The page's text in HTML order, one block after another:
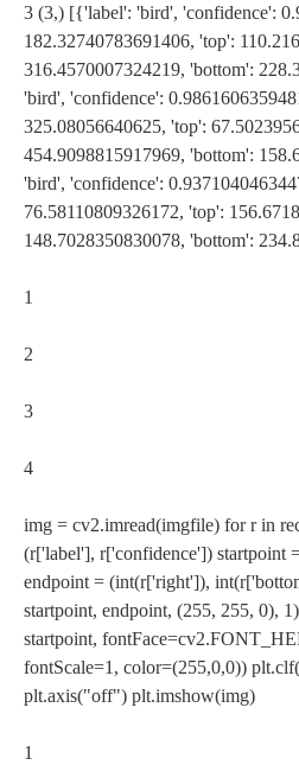
3 (3,) [{'label': 'bird', 'confidence':
182.32740783691406, 'top':
316.4570007324219, 'bottom':
'bird', 'confidence':
325.08056640625, 'top':
454.9098815917969, 'bottom':
'bird', 'confidence':
76.58110809326172, 'top':
148.7028350830078, 'bottom':
1
2
3
4
img = cv2.imread(imgfile) for r in
(r['label'], r['confidence']) startpoint
endpoint = (int(r['right']),
startpoint, endpoint, (255, 255, 0),
startpoint,
fontScale=1, color=(255,0,0))
plt.axis("off") plt.imshow(img)
1